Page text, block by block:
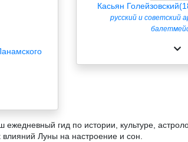
Касьян
русский и советский
ежедневный гид по истории, культуре,
влияний Луны на настроение и сон.